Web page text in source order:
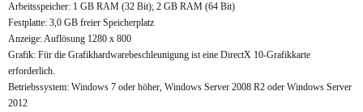
Arbeitsspeicher: 1 GB RAM (32 Bit); 2 GB RAM (64 Bit)
Festplatte: 3,0 GB freier Speicherplatz
Anzeige: Auflösung 1280 x 800
Grafik: Für die Grafikhardwarebeschleunigung ist eine DirectX 10-Grafikkarte
erforderlich.
Betriebssystem: Windows 7 oder höher, Windows Server 2008 R2 oder Windows Server
2012